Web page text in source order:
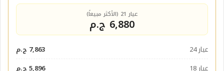
عيار 21 (الأكثر مبيعاً)
6,880 ج.م
عيار 24
7,863 ج.م
عيار 18
5,896 ج.م